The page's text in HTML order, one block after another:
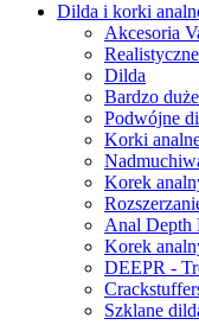
Dilda i korki
Akcesoria
Dilda
Bardzo
Podwójne
Korki
Korek
Anal Depth
Korek
DEEPR -
Szklane